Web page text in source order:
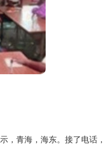
青海，海东。接了电话，